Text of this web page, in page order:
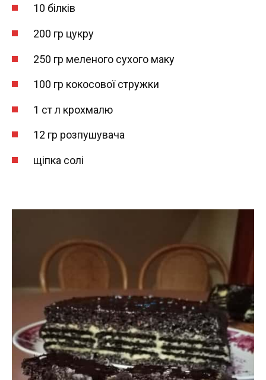
10 білків
200 гр цукру
250 гр меленого сухого маку
100 гр кокосової стружки
1 ст л крохмалю
12 гр розпушувача
щіпка солі